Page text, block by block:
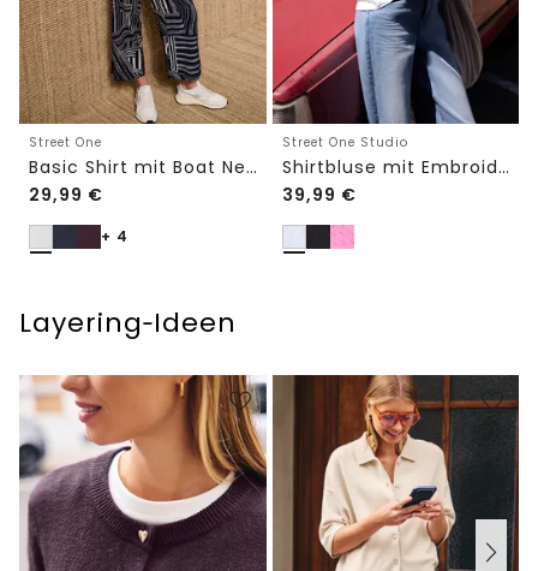
Street One
Basic Shirt mit Boat Neck und Elastikbund
29,99 €
+ 4
Street One Studio
Shirtbluse mit Embroidery-Front
39,99 €
Layering‑Ideen